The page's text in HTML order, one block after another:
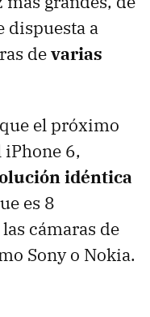
dispuesta a
devarias
el próximo
6,
idéntica
es 8
cámaras de
Sony o Nokia.